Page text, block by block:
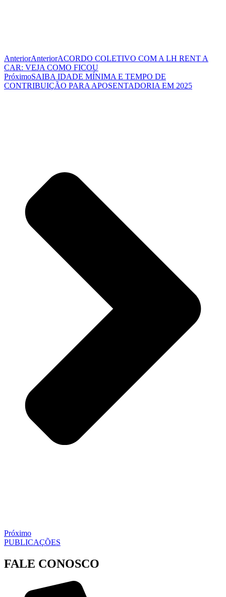
AnteriorAnteriorACORDO COLETIVO COM A LH RENT A
CAR: VEJA COMO FICOU
PróximoSAIBA IDADE MÍNIMA E TEMPO DE
CONTRIBUIÇÃO PARA APOSENTADORIA EM 2025
Próximo
PUBLICAÇÕES
FALE CONOSCO